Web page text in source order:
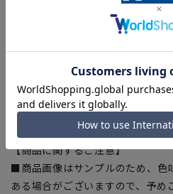
厳しい分析試験にクリアし世界最
を使用、安全を安心して着用いた
【シルエット】《標準》 (当社
【商品に関するご注意】
■商品画像はサンプルのため、色
ある場合がございますので、予め